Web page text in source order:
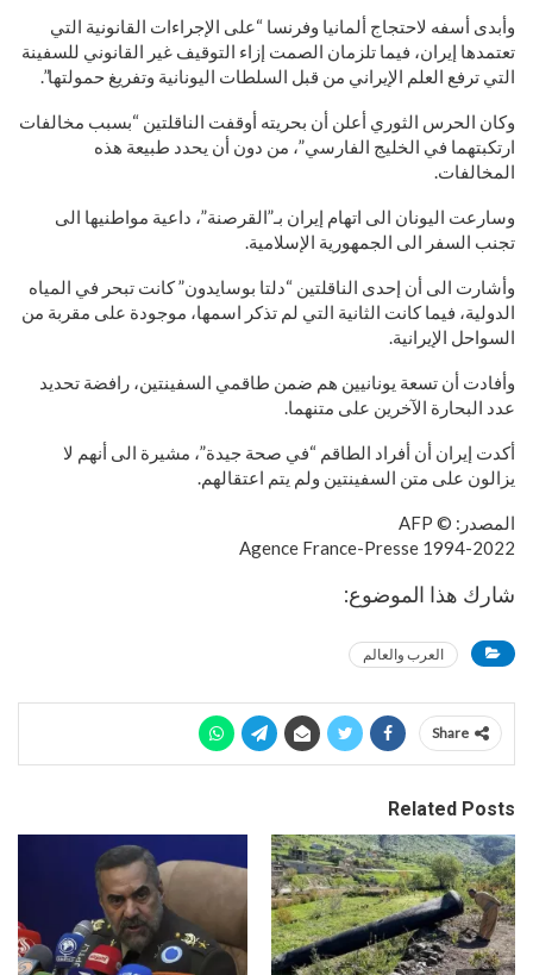
وأبدى أسفه لاحتجاج ألمانيا وفرنسا “على الإجراءات القانونية التي
تعتمدها إيران، فيما تلزمان الصمت إزاء التوقيف غير القانوني للسفينة
التي ترفع العلم الإيراني من قبل السلطات اليونانية وتفريغ حمولتها”.
وكان الحرس الثوري أعلن أن بحريته أوقفت الناقلتين “بسبب مخالفات
ارتكبتهما في الخليج الفارسي”، من دون أن يحدد طبيعة هذه
المخالفات.
وسارعت اليونان الى اتهام إيران بـ”القرصنة”، داعية مواطنيها الى
تجنب السفر الى الجمهورية الإسلامية.
وأشارت الى أن إحدى الناقلتين “دلتا بوسايدون” كانت تبحر في المياه
الدولية، فيما كانت الثانية التي لم تذكر اسمها، موجودة على مقربة من
السواحل الإيرانية.
وأفادت أن تسعة يونانيين هم ضمن طاقمي السفينتين، رافضة تحديد
عدد البحارة الآخرين على متنهما.
أكدت إيران أن أفراد الطاقم “في صحة جيدة”، مشيرة الى أنهم لا
يزالون على متن السفينتين ولم يتم اعتقالهم.
المصدر: © AFP
1994-2022 Agence France-Presse
شارك هذا الموضوع:
العرب والعالم
Share
Related Posts